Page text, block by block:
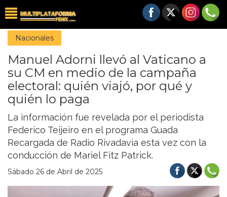
Nacionales
Manuel Adorni llevó al Vaticano a
su CM en medio de la campaña
electoral: quién viajó, por qué y
quién lo paga
La información fue revelada por el periodista
Federico Teijeiro en el programa Guada
Recargada de Radio Rivadavia esta vez con la
conducción de Mariel Fitz Patrick.
Sábado 26 de Abril de 2025